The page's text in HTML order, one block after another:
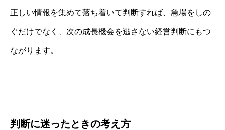
正しい情報を集めて落ち着いて判断すれば、急場をしの
ぐだけでなく、次の成長機会を逃さない経営判断にもつ
ながります。
判断に迷ったときの考え方